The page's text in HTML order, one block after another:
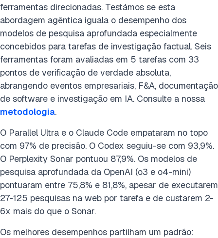
ferramentas direcionadas. Testámos se esta
abordagem agêntica iguala o desempenho dos
modelos de pesquisa aprofundada especialmente
concebidos para tarefas de investigação factual. Seis
ferramentas foram avaliadas em 5 tarefas com 33
pontos de verificação de verdade absoluta,
abrangendo eventos empresariais, F&A, documentação
de software e investigação em IA. Consulte a nossa
metodologia.
O Parallel Ultra e o Claude Code empataram no topo
com 97% de precisão. O Codex seguiu-se com 93,9%.
O Perplexity Sonar pontuou 87,9%. Os modelos de
pesquisa aprofundada da OpenAI (o3 e o4-mini)
pontuaram entre 75,8% e 81,8%, apesar de executarem
27-125 pesquisas na web por tarefa e de custarem 2-
6x mais do que o Sonar.
Os melhores desempenhos partilham um padrão: